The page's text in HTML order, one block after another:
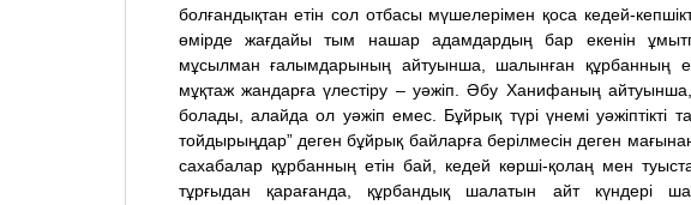
болғандықтан етін сол отбасы мүшелерімен қоса кедей-
өмірде жағдайы тым нашар адамдардың бар екенін
мұсылман ғалымдарының айтуынша, шалынған құрбанның
мұқтаж жандарға үлестіру – уәжіп. Әбу Ханифаның
болады, алайда ол уәжіп емес. Бұйрық түрі үнемі уәжіптікті
тойдырыңдар” деген бұйрық байларға берілмесін деген
сахабалар құрбанның етін бай, кедей көрші-қолаң мен
тұрғыдан қарағанда, құрбандық шалатын айт күндері